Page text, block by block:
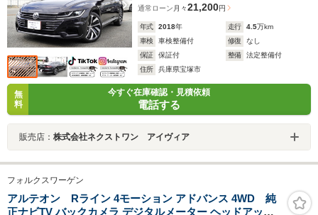
通常ローン 月々21,200円
年式 2018年 走行 4.5万km
車検
車検整備付 修復
なし
保証
保証付 整備
法定整備付
住所
兵庫県宝塚市
無
料
今すぐ在庫確認・見積依頼
電話する
販売店： 株式会社ネクストワン アイヴィア
フォルクスワーゲン
アルテオン Rライン 4モーション アドバンス 4WD 純
正ナビTV バックカメラ デジタルメーター ヘッドアップ